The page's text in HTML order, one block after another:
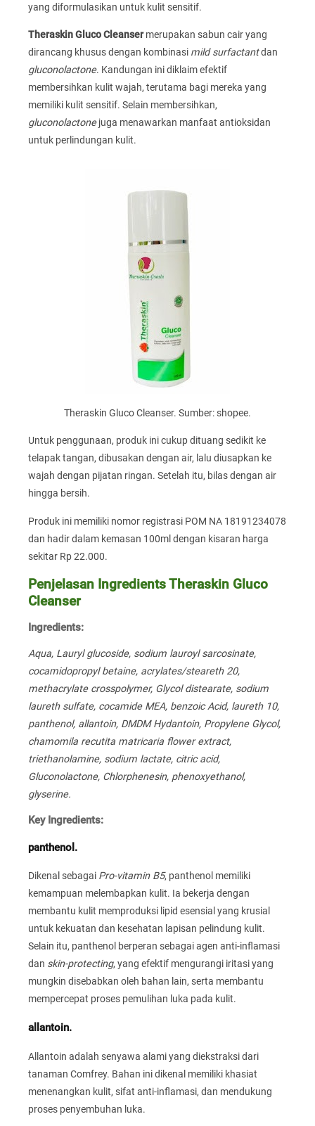
yang diformulasikan untuk kulit sensitif.
Theraskin Gluco Cleansermerupakan sabun cair yang
dirancang khusus dengan kombinasi mild surfactantdan
gluconolactone. Kandungan ini diklaim efektif
membersihkan kulit wajah, terutama bagi mereka yang
memiliki kulit sensitif. Selain membersihkan,
gluconolactonejuga menawarkan manfaat antioksidan
untuk perlindungan kulit.
Theraskin Gluco Cleanser. Sumber: shopee.
Untuk penggunaan, produk ini cukup dituang sedikit ke
telapak tangan, dibusakan dengan air, lalu diusapkan ke
wajah dengan pijatan ringan. Setelah itu, bilas dengan air
hingga bersih.
Produk ini memiliki nomor registrasi POM NA 18191234078
dan hadir dalam kemasan 100ml dengan kisaran harga
sekitar Rp 22.000.
Penjelasan Ingredients Theraskin Gluco
Cleanser
Ingredients:
Aqua, Lauryl glucoside, sodium lauroyl sarcosinate,
cocamidopropyl betaine, acrylates/steareth 20,
methacrylate crosspolymer, Glycol distearate, sodium
laureth sulfate, cocamide MEA, benzoic Acid, laureth 10,
panthenol, allantoin, DMDM Hydantoin, Propylene Glycol,
chamomila recutita matricaria flower extract,
triethanolamine, sodium lactate, citric acid,
Gluconolactone, Chlorphenesin, phenoxyethanol,
glyserine.
Key Ingredients:
panthenol.
Dikenal sebagai Pro-vitamin B5, panthenol memiliki
kemampuan melembapkan kulit. Ia bekerja dengan
membantu kulit memproduksi lipid esensial yang krusial
untuk kekuatan dan kesehatan lapisan pelindung kulit.
Selain itu, panthenol berperan sebagai agen anti-inflamasi
dan skin-protecting, yang efektif mengurangi iritasi yang
mungkin disebabkan oleh bahan lain, serta membantu
mempercepat proses pemulihan luka pada kulit.
allantoin.
Allantoin adalah senyawa alami yang diekstraksi dari
tanaman Comfrey. Bahan ini dikenal memiliki khasiat
menenangkan kulit, sifat anti-inflamasi, dan mendukung
proses penyembuhan luka.